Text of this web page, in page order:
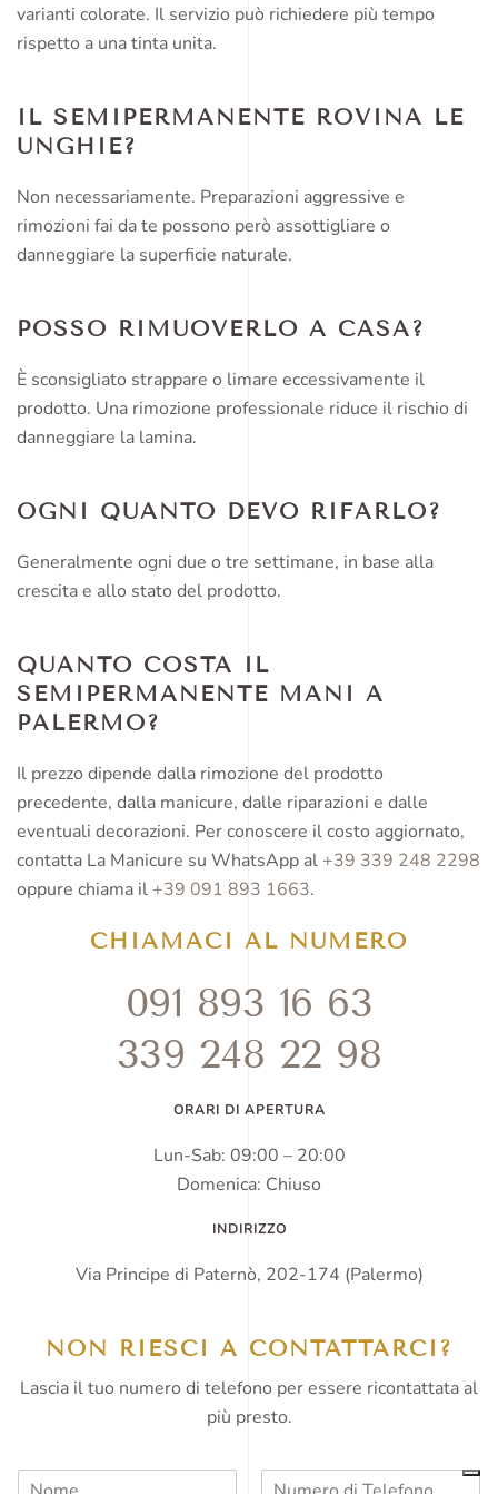
varianti colorate. Il servizio può richiedere più tempo
rispetto a una tinta unita.
IL SEMIPERMANENTE ROVINA LE
UNGHIE?
Non necessariamente. Preparazioni aggressive e
rimozioni fai da te possono però assottigliare o
danneggiare la superficie naturale.
POSSO RIMUOVERLO A CASA?
È sconsigliato strappare o limare eccessivamente il
prodotto. Una rimozione professionale riduce il rischio di
danneggiare la lamina.
OGNI QUANTO DEVO RIFARLO?
Generalmente ogni due o tre settimane, in base alla
crescita e allo stato del prodotto.
QUANTO COSTA IL
SEMIPERMANENTE MANI A
PALERMO?
Il prezzo dipende dalla rimozione del prodotto
precedente, dalla manicure, dalle riparazioni e dalle
eventuali decorazioni. Per conoscere il costo aggiornato,
contatta La Manicure su WhatsApp al +39 339 248 2298
oppure chiama il +39 091 893 1663.
CHIAMACI AL NUMERO
091 893 16 63
339 248 22 98
ORARI DI APERTURA
Lun-Sab: 09:00 – 20:00
Domenica: Chiuso
INDIRIZZO
Via Principe di Paternò, 202-174 (Palermo)
NON RIESCI A CONTATTARCI?
Lascia il tuo numero di telefono per essere ricontattata al
più presto.